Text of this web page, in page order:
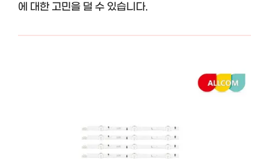
에 대한 고민을 덜 수 있습니다.